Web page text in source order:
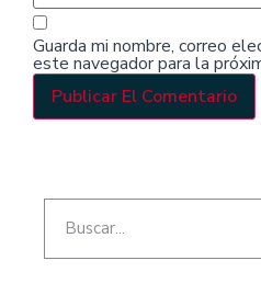
Guarda mi nombre, correo
este navegador para la